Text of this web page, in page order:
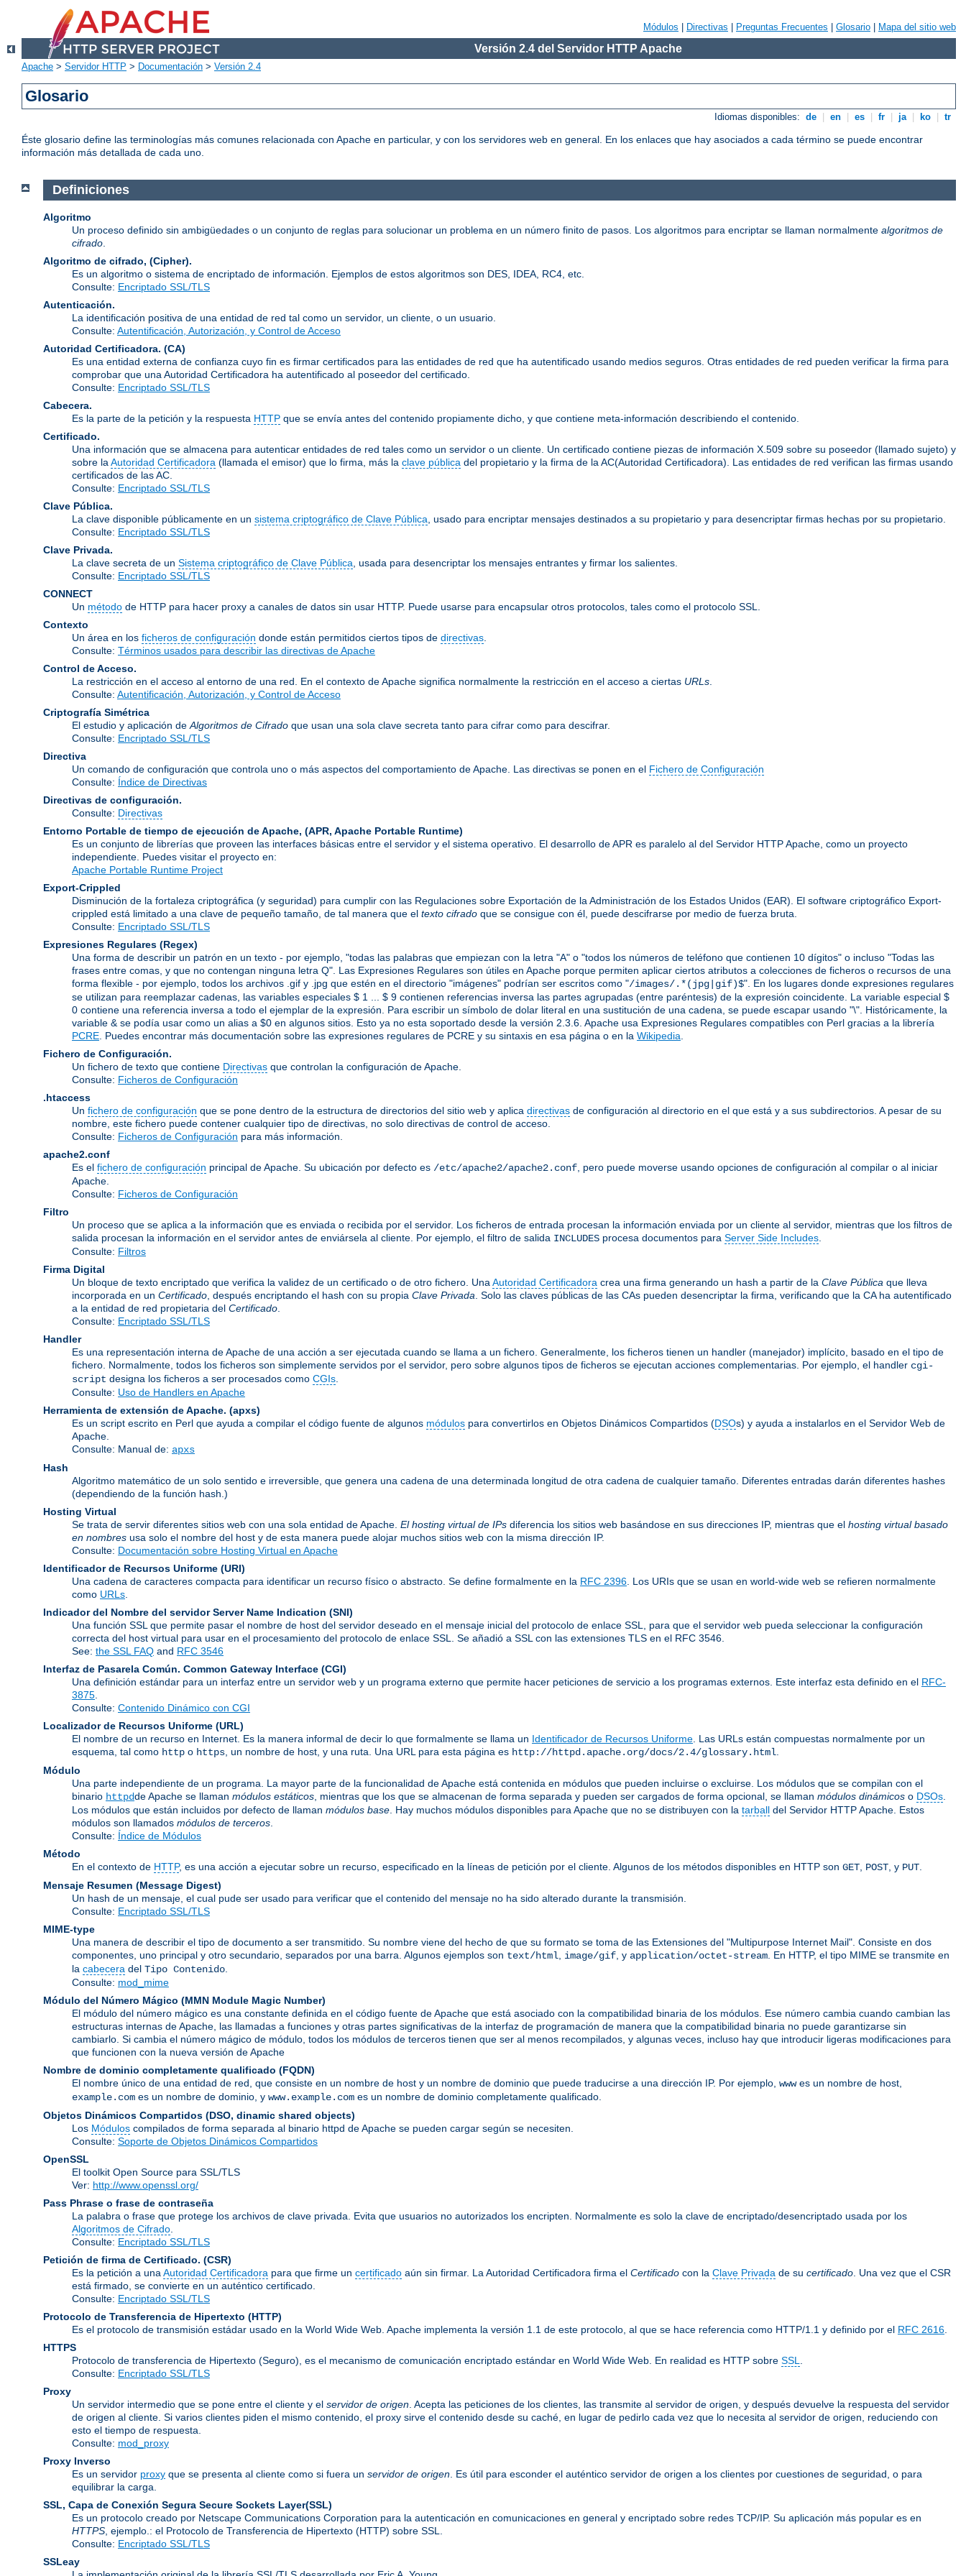
Módulos Directivas Preguntas Frecuentes Glosario Mapa del sitio web
Versión 2.4 del Servidor HTTP Apache
Apache > Servidor HTTP > Documentación > Versión 2.4
Glosario
Idiomas disponibles: de en es fr ja ko tr
Éste glosario define las terminologías más comunes relacionada con Apache en particular, y con los servidores web en general. En los enlaces que hay asociados a cada término se puede encontrar
información más detallada de cada uno.
Definiciones
Algoritmo
Un proceso definido sin ambigüedades o un conjunto de reglas para solucionar un problema en un número finito de pasos. Los algoritmos para encriptar se llaman normalmente algoritmos de
cifrado
Algoritmo de cifrado, (Cipher).
Es un algoritmo o sistema de encriptado de información. Ejemplos de estos algoritmos son DES, IDEA, RC4, etc.
Consulte: Encriptado SSL/TLS
Autenticación.
La identificación positiva de una entidad de red tal como un servidor, un cliente, o un usuario.
Consulte: Autentificación, Autorización, y Control de Acceso
Autoridad Certificadora. (CA)
Es una entidad externa de confianza cuyo fin es firmar certificados para las entidades de red que ha autentificado usando medios seguros. Otras entidades de red pueden verificar la firma para
comprobar que una Autoridad Certificadora ha autentificado al poseedor del certificado.
Consulte: Encriptado SSL/TLS
Cabecera.
Es la parte de la petición y la respuesta HTTP que se envía antes del contenido propiamente dicho, y que contiene meta-información describiendo el contenido.
Certificado.
Una información que se almacena para autenticar entidades de red tales como un servidor o un cliente. Un certificado contiene piezas de información X.509 sobre su poseedor (llamado sujeto) y
sobre la Autoridad Certificadora (llamada el emisor) que lo firma, más la clave pública del propietario y la firma de la AC(Autoridad Certificadora). Las entidades de red verifican las firmas usando
certificados de las AC.
Consulte: Encriptado SSL/TLS
Clave Pública.
La clave disponible públicamente en un sistema criptográfico de Clave Pública , usado para encriptar mensajes destinados a su propietario y para desencriptar firmas hechas por su propietario.
Consulte: Encriptado SSL/TLS
Clave Privada.
La clave secreta de un Sistema criptográfico de Clave Pública , usada para desencriptar los mensajes entrantes y firmar los salientes.
Consulte: Encriptado SSL/TLS
CONNECT
Un método de HTTP para hacer proxy a canales de datos sin usar HTTP. Puede usarse para encapsular otros protocolos, tales como el protocolo SSL.
Contexto
Un área en los ficheros de configuración donde están permitidos ciertos tipos de directivas
Consulte: Términos usados para describir las directivas de Apache
Control de Acceso.
La restricción en el acceso al entorno de una red. En el contexto de Apache significa normalmente la restricción en el acceso a ciertas URLs
Consulte: Autentificación, Autorización, y Control de Acceso
Criptografía Simétrica
El estudio y aplicación de Algoritmos de Cifrado que usan una sola clave secreta tanto para cifrar como para descifrar.
Consulte: Encriptado SSL/TLS
Directiva
Un comando de configuración que controla uno o más aspectos del comportamiento de Apache. Las directivas se ponen en el Fichero de Configuración
Consulte: Índice de Directivas
Directivas de configuración.
Consulte: Directivas
Entorno Portable de tiempo de ejecución de Apache, (APR, Apache Portable Runtime)
Es un conjunto de librerías que proveen las interfaces básicas entre el servidor y el sistema operativo. El desarrollo de APR es paralelo al del Servidor HTTP Apache, como un proyecto
independiente. Puedes visitar el proyecto en:
Apache Portable Runtime Project
Export-Crippled
Disminución de la fortaleza criptográfica (y seguridad) para cumplir con las Regulaciones sobre Exportación de la Administración de los Estados Unidos (EAR). El software criptográfico Export-
crippled está limitado a una clave de pequeño tamaño, de tal manera que el texto cifrado que se consigue con él, puede descifrarse por medio de fuerza bruta.
Consulte: Encriptado SSL/TLS
Expresiones Regulares (Regex)
Una forma de describir un patrón en un texto - por ejemplo, "todas las palabras que empiezan con la letra "A" o "todos los números de teléfono que contienen 10 dígitos" o incluso "Todas las
frases entre comas, y que no contengan ninguna letra Q". Las Expresiones Regulares son útiles en Apache porque permiten aplicar ciertos atributos a colecciones de ficheros o recursos de una
forma flexible - por ejemplo, todos los archivos .gif y .jpg que estén en el directorio "imágenes" podrían ser escritos como "/images/.*(jpg|gif)$". En los lugares donde expresiones regulares
se utilizan para reemplazar cadenas, las variables especiales $ 1 ... $ 9 contienen referencias inversa las partes agrupadas (entre paréntesis) de la expresión coincidente. La variable especial $
0 contiene una referencia inversa a todo el ejemplar de la expresión. Para escribir un símbolo de dolar literal en una sustitución de una cadena, se puede escapar usando "\". Históricamente, la
variable & se podía usar como un alias a $0 en algunos sitios. Esto ya no esta soportado desde la versión 2.3.6. Apache usa Expresiones Regulares compatibles con Perl gracias a la librería
PCRE . Puedes encontrar más documentación sobre las expresiones regulares de PCRE y su sintaxis en esa página o en la Wikipedia
Fichero de Configuración.
Un fichero de texto que contiene Directivas que controlan la configuración de Apache.
Consulte: Ficheros de Configuración
.htaccess
Un fichero de configuración que se pone dentro de la estructura de directorios del sitio web y aplica directivas de configuración al directorio en el que está y a sus subdirectorios. A pesar de su
nombre, este fichero puede contener cualquier tipo de directivas, no solo directivas de control de acceso.
Consulte: Ficheros de Configuración para más información.
apache2.conf
Es el fichero de configuración principal de Apache. Su ubicación por defecto es /etc/apache2/apache2.conf , pero puede moverse usando opciones de configuración al compilar o al iniciar
Apache.
Consulte: Ficheros de Configuración
Filtro
Un proceso que se aplica a la información que es enviada o recibida por el servidor. Los ficheros de entrada procesan la información enviada por un cliente al servidor, mientras que los filtros de
salida procesan la información en el servidor antes de enviársela al cliente. Por ejemplo, el filtro de salida INCLUDES procesa documentos para Server Side Includes
Consulte: Filtros
Firma Digital
Un bloque de texto encriptado que verifica la validez de un certificado o de otro fichero. Una Autoridad Certificadora crea una firma generando un hash a partir de la Clave Pública que lleva
incorporada en un Certificado , después encriptando el hash con su propia Clave Privada . Solo las claves públicas de las CAs pueden desencriptar la firma, verificando que la CA ha autentificado
a la entidad de red propietaria del Certificado
Consulte: Encriptado SSL/TLS
Handler
Es una representación interna de Apache de una acción a ser ejecutada cuando se llama a un fichero. Generalmente, los ficheros tienen un handler (manejador) implícito, basado en el tipo de
fichero. Normalmente, todos los ficheros son simplemente servidos por el servidor, pero sobre algunos tipos de ficheros se ejecutan acciones complementarias. Por ejemplo, el handler cgi-
script designa los ficheros a ser procesados como CGIs
Consulte: Uso de Handlers en Apache
Herramienta de extensión de Apache. (apxs)
Es un script escrito en Perl que ayuda a compilar el código fuente de algunos módulos para convertirlos en Objetos Dinámicos Compartidos (DSOs) y ayuda a instalarlos en el Servidor Web de
Apache.
Consulte: Manual de: apxs
Hash
Algoritmo matemático de un solo sentido e irreversible, que genera una cadena de una determinada longitud de otra cadena de cualquier tamaño. Diferentes entradas darán diferentes hashes
(dependiendo de la función hash.)
Hosting Virtual
Se trata de servir diferentes sitios web con una sola entidad de Apache. El hosting virtual de IPs diferencia los sitios web basándose en sus direcciones IP, mientras que el hosting virtual basado
en nombres usa solo el nombre del host y de esta manera puede alojar muchos sitios web con la misma dirección IP.
Consulte: Documentación sobre Hosting Virtual en Apache
Identificador de Recursos Uniforme (URI)
Una cadena de caracteres compacta para identificar un recurso físico o abstracto. Se define formalmente en la RFC 2396 . Los URIs que se usan en world-wide web se refieren normalmente
como URLs
Indicador del Nombre del servidor Server Name Indication (SNI)
Una función SSL que permite pasar el nombre de host del servidor deseado en el mensaje inicial del protocolo de enlace SSL, para que el servidor web pueda seleccionar la configuración
correcta del host virtual para usar en el procesamiento del protocolo de enlace SSL. Se añadió a SSL con las extensiones TLS en el RFC 3546.
See: the SSL FAQ and RFC 3546
Interfaz de Pasarela Común. Common Gateway Interface (CGI)
Una definición estándar para un interfaz entre un servidor web y un programa externo que permite hacer peticiones de servicio a los programas externos. Este interfaz esta definido en el RFC-
3875
Consulte: Contenido Dinámico con CGI
Localizador de Recursos Uniforme (URL)
El nombre de un recurso en Internet. Es la manera informal de decir lo que formalmente se llama un Identificador de Recursos Uniforme . Las URLs están compuestas normalmente por un
esquema, tal como http o https , un nombre de host, y una ruta. Una URL para esta página es http://httpd.apache.org/docs/2.4/glossary.html
Módulo
Una parte independiente de un programa. La mayor parte de la funcionalidad de Apache está contenida en módulos que pueden incluirse o excluirse. Los módulos que se compilan con el
binario httpdde Apache se llaman módulos estáticos , mientras que los que se almacenan de forma separada y pueden ser cargados de forma opcional, se llaman módulos dinámicos o DSOs
Los módulos que están incluidos por defecto de llaman módulos base . Hay muchos módulos disponibles para Apache que no se distribuyen con la tarball del Servidor HTTP Apache. Estos
módulos son llamados módulos de terceros
Consulte: Índice de Módulos
Método
En el contexto de HTTP, es una acción a ejecutar sobre un recurso, especificado en la líneas de petición por el cliente. Algunos de los métodos disponibles en HTTP son GET POST , y PUT
Mensaje Resumen (Message Digest)
Un hash de un mensaje, el cual pude ser usado para verificar que el contenido del mensaje no ha sido alterado durante la transmisión.
Consulte: Encriptado SSL/TLS
MIME-type
Una manera de describir el tipo de documento a ser transmitido. Su nombre viene del hecho de que su formato se toma de las Extensiones del "Multipurpose Internet Mail". Consiste en dos
componentes, uno principal y otro secundario, separados por una barra. Algunos ejemplos son text/html image/gif , y application/octet-stream . En HTTP, el tipo MIME se transmite en
la cabecera del Tipo Contenido
Consulte: mod_mime
Módulo del Número Mágico (MMN Module Magic Number)
El módulo del número mágico es una constante definida en el código fuente de Apache que está asociado con la compatibilidad binaria de los módulos. Ese número cambia cuando cambian las
estructuras internas de Apache, las llamadas a funciones y otras partes significativas de la interfaz de programación de manera que la compatibilidad binaria no puede garantizarse sin
cambiarlo. Si cambia el número mágico de módulo, todos los módulos de terceros tienen que ser al menos recompilados, y algunas veces, incluso hay que introducir ligeras modificaciones para
que funcionen con la nueva versión de Apache
Nombre de dominio completamente qualificado (FQDN)
El nombre único de una entidad de red, que consiste en un nombre de host y un nombre de dominio que puede traducirse a una dirección IP. Por ejemplo, wwwes un nombre de host,
example.com es un nombre de dominio, y www.example.com es un nombre de dominio completamente qualificado.
Objetos Dinámicos Compartidos (DSO, dinamic shared objects)
Los Módulos compilados de forma separada al binario httpd de Apache se pueden cargar según se necesiten.
Consulte: Soporte de Objetos Dinámicos Compartidos
OpenSSL
El toolkit Open Source para SSL/TLS
Ver: http://www.openssl.org/
Pass Phrase o frase de contraseña
La palabra o frase que protege los archivos de clave privada. Evita que usuarios no autorizados los encripten. Normalmente es solo la clave de encriptado/desencriptado usada por los
Algoritmos de Cifrado
Consulte: Encriptado SSL/TLS
Petición de firma de Certificado. (CSR)
Es la petición a una Autoridad Certificadora para que firme un certificado aún sin firmar. La Autoridad Certificadora firma el Certificado con la Clave Privada de su certificado . Una vez que el CSR
está firmado, se convierte en un auténtico certificado.
Consulte: Encriptado SSL/TLS
Protocolo de Transferencia de Hipertexto (HTTP)
Es el protocolo de transmisión estádar usado en la World Wide Web. Apache implementa la versión 1.1 de este protocolo, al que se hace referencia como HTTP/1.1 y definido por el RFC 2616
HTTPS
Protocolo de transferencia de Hipertexto (Seguro), es el mecanismo de comunicación encriptado estándar en World Wide Web. En realidad es HTTP sobre SSL
Consulte: Encriptado SSL/TLS
Proxy
Un servidor intermedio que se pone entre el cliente y el servidor de origen . Acepta las peticiones de los clientes, las transmite al servidor de origen, y después devuelve la respuesta del servidor
de origen al cliente. Si varios clientes piden el mismo contenido, el proxy sirve el contenido desde su caché, en lugar de pedirlo cada vez que lo necesita al servidor de origen, reduciendo con
esto el tiempo de respuesta.
Consulte: mod_proxy
Proxy Inverso
Es un servidor proxy que se presenta al cliente como si fuera un servidor de origen . Es útil para esconder el auténtico servidor de origen a los clientes por cuestiones de seguridad, o para
equilibrar la carga.
SSL, Capa de Conexión Segura Secure Sockets Layer(SSL)
Es un protocolo creado por Netscape Communications Corporation para la autenticación en comunicaciones en general y encriptado sobre redes TCP/IP. Su aplicación más popular es en
HTTPS , ejemplo.: el Protocolo de Transferencia de Hipertexto (HTTP) sobre SSL.
Consulte: Encriptado SSL/TLS
SSLeay